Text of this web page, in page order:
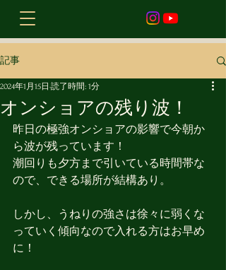
記事
オンショアの残り波！
2024年1月15日 読了時間: 1分
昨日の極強オンショアの影響で今朝か
ら波が残っています！
潮回りも夕方まで引いている時間帯な
ので、できる場所が結構あり。
しかし、うねりの強さは徐々に弱くな
っていく傾向なので入れる方はお早め
に！